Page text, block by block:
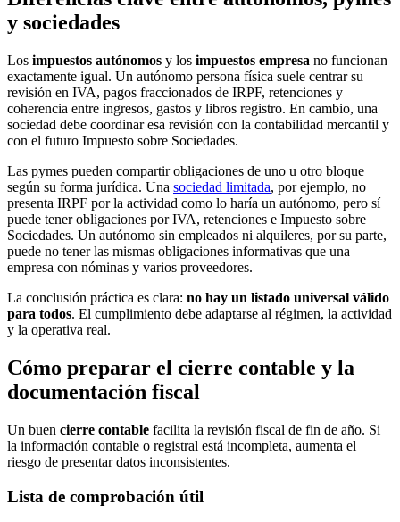
y sociedades
Los impuestos autónomos y los impuestos empresa no funcionan
exactamente igual. Un autónomo persona física suele centrar su
revisión en IVA, pagos fraccionados de IRPF, retenciones y
coherencia entre ingresos, gastos y libros registro. En cambio, una
sociedad debe coordinar esa revisión con la contabilidad mercantil y
con el futuro Impuesto sobre Sociedades.
Las pymes pueden compartir obligaciones de uno u otro bloque
según su forma jurídica. Una sociedad limitada, por ejemplo, no
presenta IRPF por la actividad como lo haría un autónomo, pero sí
puede tener obligaciones por IVA, retenciones e Impuesto sobre
Sociedades. Un autónomo sin empleados ni alquileres, por su parte,
puede no tener las mismas obligaciones informativas que una
empresa con nóminas y varios proveedores.
La conclusión práctica es clara: no hay un listado universal válido
para todos. El cumplimiento debe adaptarse al régimen, la actividad
y la operativa real.
Cómo preparar el cierre contable y la
documentación fiscal
Un buen cierre contable facilita la revisión fiscal de fin de año. Si
la información contable o registral está incompleta, aumenta el
riesgo de presentar datos inconsistentes.
Lista de comprobación útil